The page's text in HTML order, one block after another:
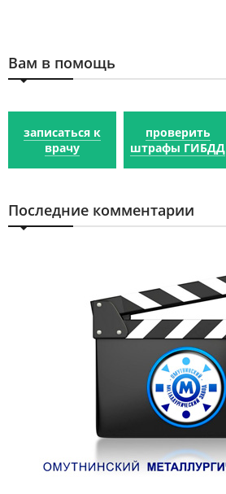
Вам в помощь
записаться к
врачу
проверить
штрафы ГИБДД
Последние комментарии